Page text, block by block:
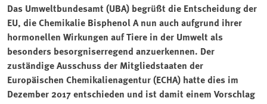
Das Umweltbundesamt (UBA) begrüßt die Entscheidung der
EU, die Chemikalie Bisphenol A nun auch aufgrund ihrer
hormonellen Wirkungen auf Tiere in der Umwelt als
besonders besorgniserregend anzuerkennen. Der
zuständige Ausschuss der Mitgliedstaaten der
Europäischen Chemikalienagentur (ECHA) hatte dies im
Dezember 2017 entschieden und ist damit einem Vorschlag